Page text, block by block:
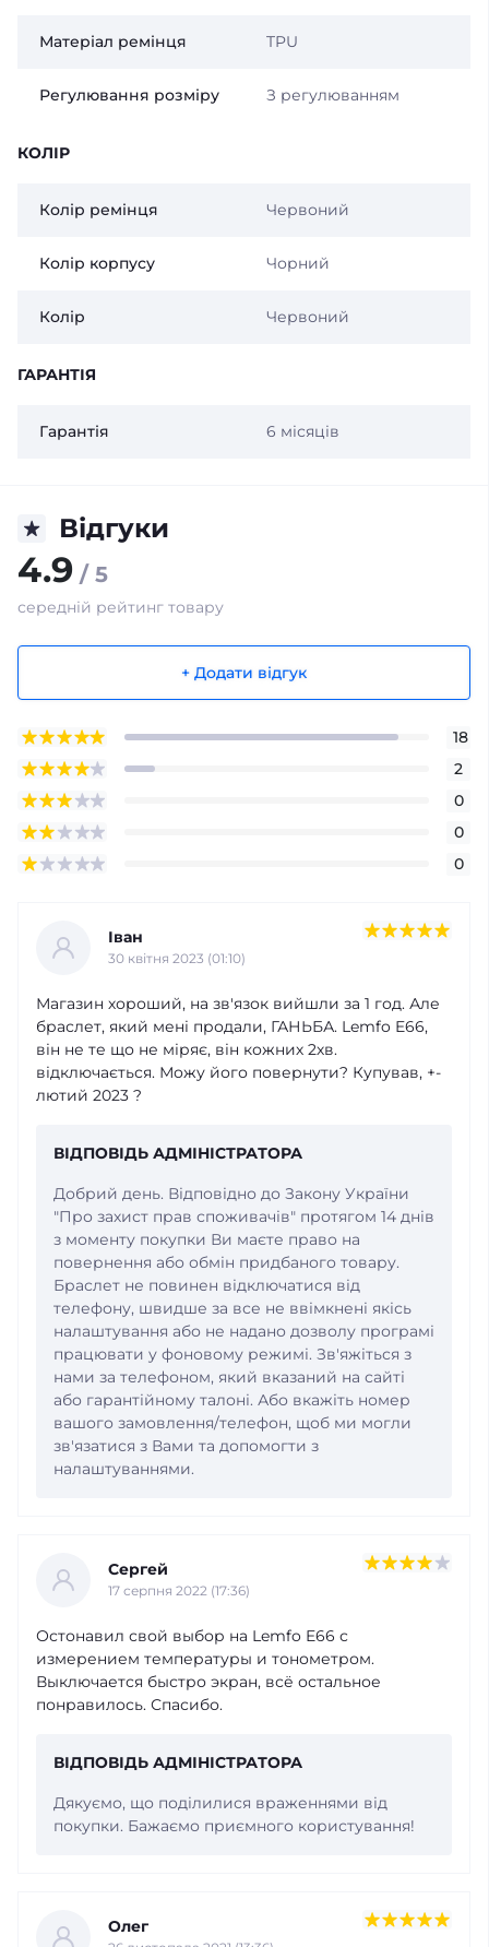
Матеріал ремінця TPU
Регулювання розміру З регулюванням
КОЛІР
Колір ремінця Червоний
Колір корпусу Чорний
Колір Червоний
ГАРАНТІЯ
Гарантія 6 місяців
Відгуки
4.9 / 5
середній рейтинг товару
+ Додати відгук
18
2
0
0
0
Іван
30 квітня 2023 (01:10)
Магазин хороший, на зв'язок вийшли за 1 год. Але
браслет, який мені продали, ГАНЬБА. Lemfo E66,
він не те що не міряє, він кожних 2хв.
відключається. Можу його повернути? Купував, +-
лютий 2023 ?
ВІДПОВІДЬ АДМІНІСТРАТОРА
Добрий день. Відповідно до Закону України
"Про захист прав споживачів" протягом 14 днів
з моменту покупки Ви маєте право на
повернення або обмін придбаного товару.
Браслет не повинен відключатися від
телефону, швидше за все не ввімкнені якісь
налаштування або не надано дозволу програмі
працювати у фоновому режимі. Зв'яжіться з
нами за телефоном, який вказаний на сайті
або гарантійному талоні. Або вкажіть номер
вашого замовлення/телефон, щоб ми могли
зв'язатися з Вами та допомогти з
налаштуваннями.
Сергей
17 серпня 2022 (17:36)
Остонавил свой выбор на Lemfo E66 с
измерением температуры и тонометром.
Выключается быстро экран, всё остальное
понравилось. Спасибо.
ВІДПОВІДЬ АДМІНІСТРАТОРА
Дякуємо, що поділилися враженнями від
покупки. Бажаємо приємного користування!
Олег